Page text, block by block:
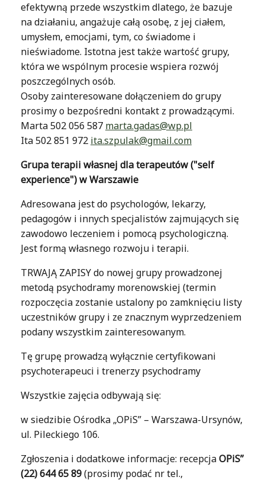
efektywną przede wszystkim dlatego, że bazuje
na działaniu, angażuje całą osobę, z jej ciałem,
umysłem, emocjami, tym, co świadome i
nieświadome. Istotna jest także wartość grupy,
która we wspólnym procesie wspiera rozwój
poszczególnych osób.
Osoby zainteresowane dołączeniem do grupy
prosimy o bezpośredni kontakt z prowadzącymi.
Marta 502 056 587 marta.gadas@wp.pl
Ita 502 851 972 ita.szpulak@gmail.com
Grupa terapii własnej dla terapeutów ("self
experience") w Warszawie
Adresowana jest do psychologów, lekarzy,
pedagogów i innych specjalistów zajmujących się
zawodowo leczeniem i pomocą psychologiczną.
Jest formą własnego rozwoju i terapii.
TRWAJĄ ZAPISY do nowej grupy prowadzonej
metodą psychodramy morenowskiej (termin
rozpoczęcia zostanie ustalony po zamknięciu listy
uczestników grupy i ze znacznym wyprzedzeniem
podany wszystkim zainteresowanym.
Tę grupę prowadzą wyłącznie certyfikowani
psychoterapeuci i trenerzy psychodramy
Wszystkie zajęcia odbywają się:
w siedzibie Ośrodka „OPiS” – Warszawa-Ursynów,
ul. Pileckiego 106.
Zgłoszenia i dodatkowe informacje: recepcjaOPiS”
(22) 644 65 89(prosimy podać nr tel.,